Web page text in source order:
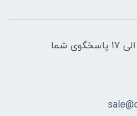
شنبه تا پنج شنبه ، از ساعت 9 الی 17 پاسخگوی شما